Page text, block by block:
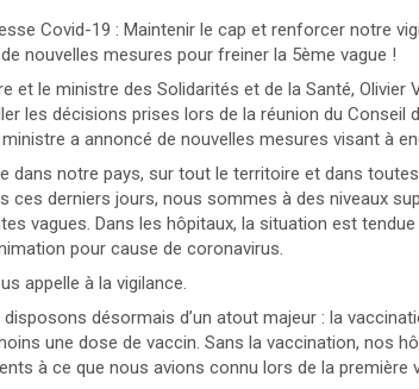
Covid-19 : Maintenir le cap et renforcer notre
nouvelles mesures pour freiner la 5ème vague !
et le ministre des Solidarités et de la Santé, Olivier
les décisions prises lors de la réunion du Conseil
a annoncé de nouvelles mesures visant à
dans notre pays, sur tout le territoire et dans
ces derniers jours, nous sommes à des niveaux
vagues. Dans les hôpitaux, la situation est
pour cause de coronavirus.
appelle à la vigilance.
désormais d’un atout majeur : la
une dose de vaccin. Sans la vaccination, nos
à ce que nous avions connu lors de la première